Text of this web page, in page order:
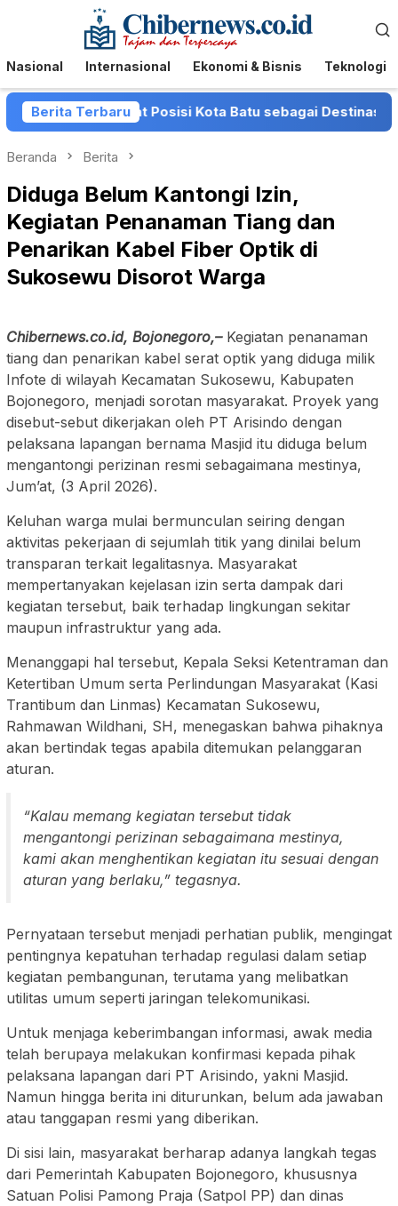
Menu
Mobile
Nasional Internasional Ekonomi & Bisnis Teknologi
Berita Terbaru
Perkuat Posisi Kota Batu sebagai Destinasi Festival
Beranda Berita
Diduga Belum Kantongi Izin,
Kegiatan Penanaman Tiang dan
Penarikan Kabel Fiber Optik di
Sukosewu Disorot Warga
Chibernews.co.id, Bojonegoro,–Kegiatan penanaman
tiang dan penarikan kabel serat optik yang diduga milik
Infote di wilayah Kecamatan Sukosewu, Kabupaten
Bojonegoro, menjadi sorotan masyarakat. Proyek yang
disebut-sebut dikerjakan oleh PT Arisindo dengan
pelaksana lapangan bernama Masjid itu diduga belum
mengantongi perizinan resmi sebagaimana mestinya,
Jum’at, (3 April 2026).
Keluhan warga mulai bermunculan seiring dengan
aktivitas pekerjaan di sejumlah titik yang dinilai belum
transparan terkait legalitasnya. Masyarakat
mempertanyakan kejelasan izin serta dampak dari
kegiatan tersebut, baik terhadap lingkungan sekitar
maupun infrastruktur yang ada.
Menanggapi hal tersebut, Kepala Seksi Ketentraman dan
Ketertiban Umum serta Perlindungan Masyarakat (Kasi
Trantibum dan Linmas) Kecamatan Sukosewu,
Rahmawan Wildhani, SH, menegaskan bahwa pihaknya
akan bertindak tegas apabila ditemukan pelanggaran
aturan.
“Kalau memang kegiatan tersebut tidak
mengantongi perizinan sebagaimana mestinya,
kami akan menghentikan kegiatan itu sesuai dengan
aturan yang berlaku,” tegasnya.
Pernyataan tersebut menjadi perhatian publik, mengingat
pentingnya kepatuhan terhadap regulasi dalam setiap
kegiatan pembangunan, terutama yang melibatkan
utilitas umum seperti jaringan telekomunikasi.
Untuk menjaga keberimbangan informasi, awak media
telah berupaya melakukan konfirmasi kepada pihak
pelaksana lapangan dari PT Arisindo, yakni Masjid.
Namun hingga berita ini diturunkan, belum ada jawaban
atau tanggapan resmi yang diberikan.
Di sisi lain, masyarakat berharap adanya langkah tegas
dari Pemerintah Kabupaten Bojonegoro, khususnya
Satuan Polisi Pamong Praja (Satpol PP) dan dinas